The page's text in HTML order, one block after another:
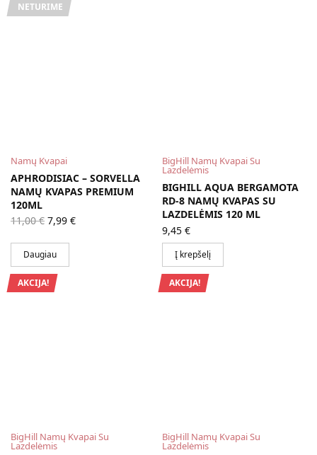
NETURIME
Namų Kvapai
APHRODISIAC – SORVELLA
NAMŲ KVAPAS PREMIUM
120ML
11,00€ Original
price
was:
11,00 €.
7,99 €Current
Daugiau
BigHill Namų Kvapai Su
Lazdelėmis
BIGHILL AQUA BERGAMOTA
RD-8 NAMŲ KVAPAS SU
LAZDELĖMIS 120 ML
9,45 €
Į krepšelį
AKCIJA!
BigHill Namų Kvapai Su
Lazdelėmis
AKCIJA!
BigHill Namų Kvapai Su
Lazdelėmis